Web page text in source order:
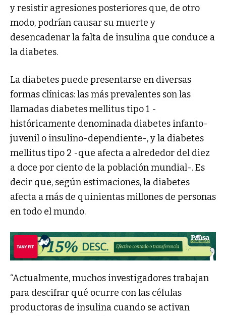
y resistir agresiones posteriores que, de otro
modo, podrían causar su muerte y
desencadenar la falta de insulina que conduce a
la diabetes.
La diabetes puede presentarse en diversas
formas clínicas: las más prevalentes son las
llamadas diabetes mellitus tipo 1 -
históricamente denominada diabetes infanto-
juvenil o insulino-dependiente-, y la diabetes
mellitus tipo 2 -que afecta a alrededor del diez
a doce por ciento de la población mundial-. Es
decir que, según estimaciones, la diabetes
afecta a más de quinientas millones de personas
en todo el mundo.
“Actualmente, muchos investigadores trabajan
para descifrar qué ocurre con las células
productoras de insulina cuando se activan